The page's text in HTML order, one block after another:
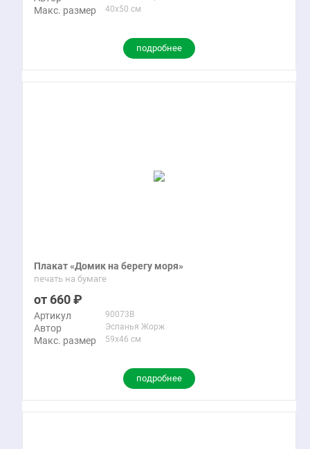
Макс. размер 40x50 см
подробнее
Плакат «Домик на берегу моря»
печать на бумаге
660
Артикул 90073B
Автор Эспанья Жорж
Макс. размер 59x46 см
подробнее